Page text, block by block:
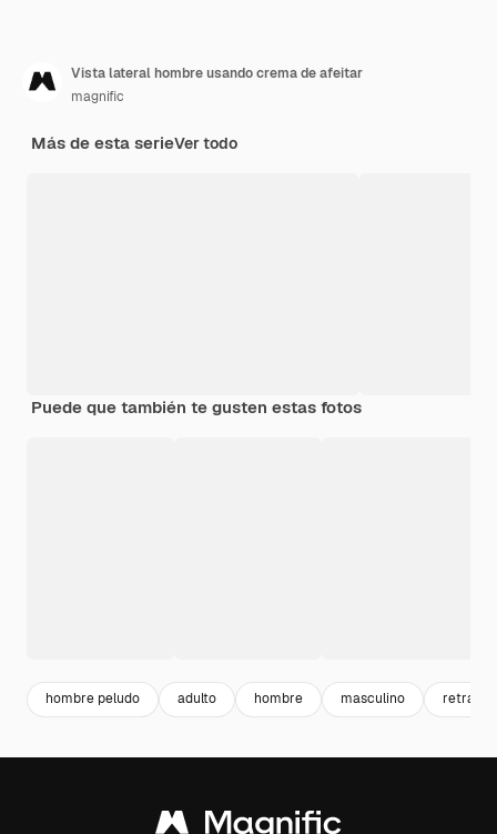
Vista lateral hombre usando crema de afeitar
magnific
Más de esta serieVer todo
Puede que también te gusten estas fotos
hombre peludo adulto hombre masculino retrato